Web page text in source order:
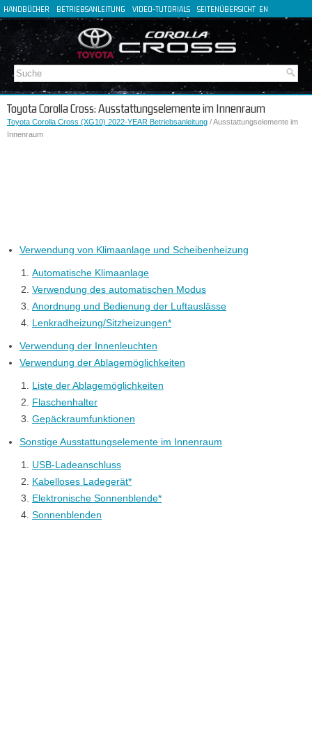
HANDBÜCHER BETRIEBSANLEITUNG VIDEO-TUTORIALS SEITENÜBERSICHT EN
FR
IT
Toyota Corolla Cross: Ausstattungselemente im Innenraum
Toyota Corolla Cross (XG10) 2022-YEAR Betriebsanleitung / Ausstattungselemente im
Innenraum
Verwendung von Klimaanlage und Scheibenheizung
Automatische Klimaanlage
Verwendung des automatischen Modus
Anordnung und Bedienung der Luftauslässe
Lenkradheizung/Sitzheizungen*
Verwendung der Innenleuchten
Verwendung der Ablagemöglichkeiten
Liste der Ablagemöglichkeiten
Flaschenhalter
Gepäckraumfunktionen
Sonstige Ausstattungselemente im Innenraum
USB-Ladeanschluss
Kabelloses Ladegerät*
Elektronische Sonnenblende*
Sonnenblenden